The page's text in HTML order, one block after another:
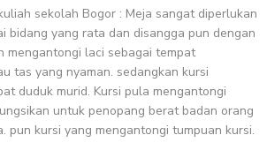
sekolah Bogor : Meja sangat diperlukan
bidang yang rata dan disangga pun dengan
mengantongi laci sebagai tempat
tas yang nyaman. sedangkan kursi
duduk murid. Kursi pula mengantongi
untuk penopang berat badan orang
pun kursi yang mengantongi tumpuan kursi.